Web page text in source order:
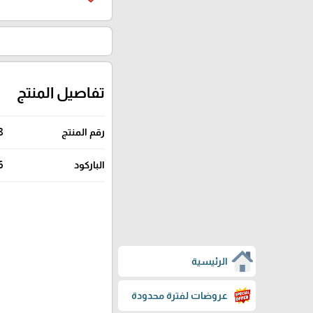
الرئيسية
عروضات لفترة محدودة
تفاصيل المنتج
رقم المنتج
الباركود